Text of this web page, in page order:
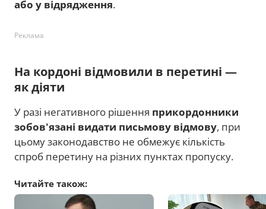
або у відрядження.
Реклама
На кордоні відмовили в перетині —
як діяти
У разі негативного рішення прикордонники
зобов'язані видати письмову відмову, при
цьому законодавство не обмежує кількість
спроб перетину на різних пунктах пропуску.
Читайте також: